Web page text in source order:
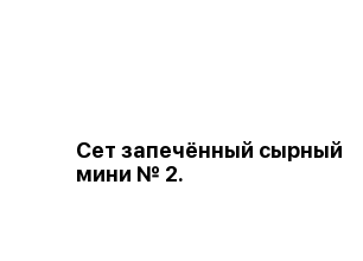
Сет запечённый сырный
мини № 2.